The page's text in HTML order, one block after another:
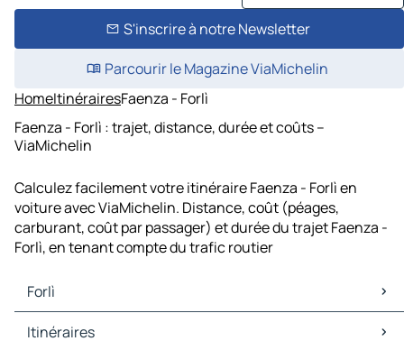
S'inscrire à notre Newsletter
Parcourir le Magazine ViaMichelin
HomeItinérairesFaenza - Forlì
Faenza - Forlì : trajet, distance, durée et coûts –
ViaMichelin
Calculez facilement votre itinéraire Faenza - Forlì en
voiture avec ViaMichelin. Distance, coût (péages,
carburant, coût par passager) et durée du trajet Faenza -
Forlì, en tenant compte du trafic routier
Forlì
Forlì Cartes et plans
Itinéraires